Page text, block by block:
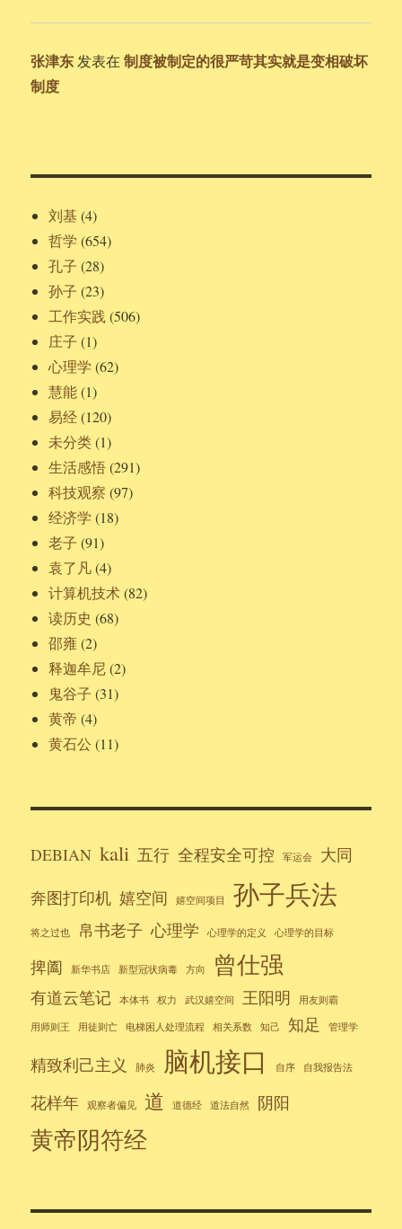
张津东 发表在制度被制定的很严苛其实就是变相破坏
制度
刘基 (4)
哲学 (654)
孔子 (28)
孙子 (23)
工作实践 (506)
庄子 (1)
心理学 (62)
慧能(1)
易经(120)
未分类(1)
生活感悟(291)
科技观察 (97)
经济学 (18)
老子 (91)
袁了凡(4)
计算机技术(82)
读历史 (68)
邵雍 (2)
释迦牟尼(2)
鬼谷子 (31)
黄帝 (4)
黄石公 (11)
DEBIAN kali 五行 全程安全可控 军运会
大同
奔图打印机 嬉空间 嬉空间项目 孙子兵法
将之过也 帛书老子 心理学 心理学的定义 心理学的目标
捭阖 新华书店 新型冠状病毒 方向 曾仕强
有道云笔记 本体书 权力 武汉嬉空间 王阳明 用友则霸
用师则王 用徒则亡 电梯困人处理流程 相关系数 知己 知足 管理学
精致利己主义 肺炎 脑机接口 自序 自我报告法
花样年 观察者偏见 道 道德经 道法自然 阴阳
黄帝阴符经